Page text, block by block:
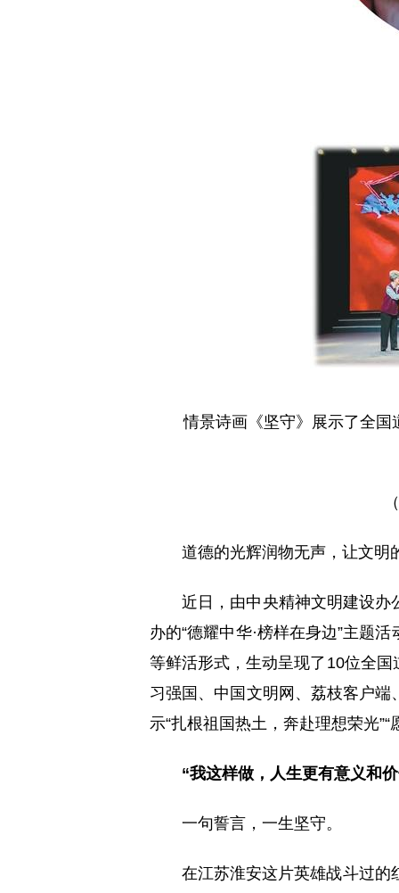
情景诗画《坚守》展示了全
道德的光辉润物无声，让文明
近日，由中央精神文明建设
办的“德耀中华·榜样在身边”主题
等鲜活形式，生动呈现了10位全
习强国、中国文明网、荔枝客户
示“扎根祖国热土，奔赴理想荣光
“我这样做，人生更有意义和
一句誓言，一生坚守。
在江苏淮安这片英雄战斗过的